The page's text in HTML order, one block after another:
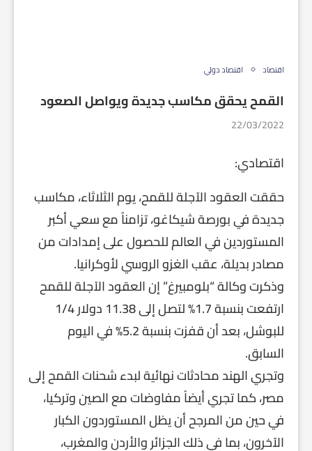
اقتصاد اقتصاد دولي
القمح يحقق مكاسب جديدة ويواصل الصعود
22/03/2022
اقتصادي:
حققت العقود الآجلة للقمح، يوم الثلاثاء، مكاسب
جديدة في بورصة شيكاغو، تزامناً مع سعي أكبر
المستوردين في العالم للحصول على إمدادات من
مصادر بديلة، عقب الغزو الروسي لأوكرانيا.
وذكرت وكالة “بلومبيرغ” إن العقود الآجلة للقمح
ارتفعت بنسبة 1.7% لتصل إلى 11.38 دولار 1/4
للبوشل، بعد أن قفزت بنسبة 5.2% في اليوم
السابق.
وتجري الهند محادثات نهائية لبدء شحنات القمح إلى
مصر، كما تجري أيضاً مفاوضات مع الصين وتركيا،
في حين من المرجح أن يظل المستوردون الكبار
الآخرون، بما في ذلك الجزائر والأردن والمغرب،